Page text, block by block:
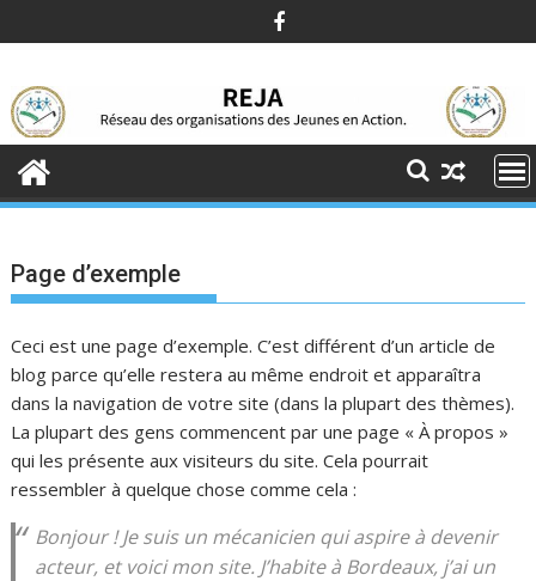
to
Page d’exemple
Ceci est une page d’exemple. C’est différent d’un article de
blog parce qu’elle restera au même endroit et apparaîtra
dans la navigation de votre site (dans la plupart des thèmes).
La plupart des gens commencent par une page « À propos »
qui les présente aux visiteurs du site. Cela pourrait
ressembler à quelque chose comme cela :
Bonjour ! Je suis un mécanicien qui aspire à devenir
acteur, et voici mon site. J’habite à Bordeaux, j’ai un